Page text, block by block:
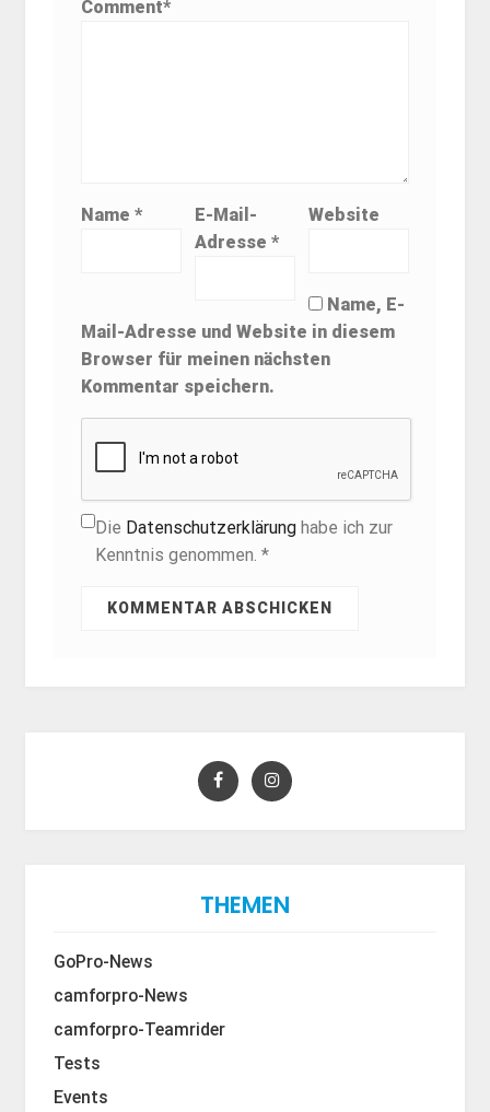
Comment*
Name*
E-Mail-
Adresse *
Website
Name, E-
Mail-Adresse und Website in diesem
Browser für meinen nächsten
Kommentar speichern.
Die Datenschutzerklärunghabe ich zur
Kenntnis genommen. *
THEMEN
GoPro-News
camforpro-News
camforpro-Teamrider
Tests
Events